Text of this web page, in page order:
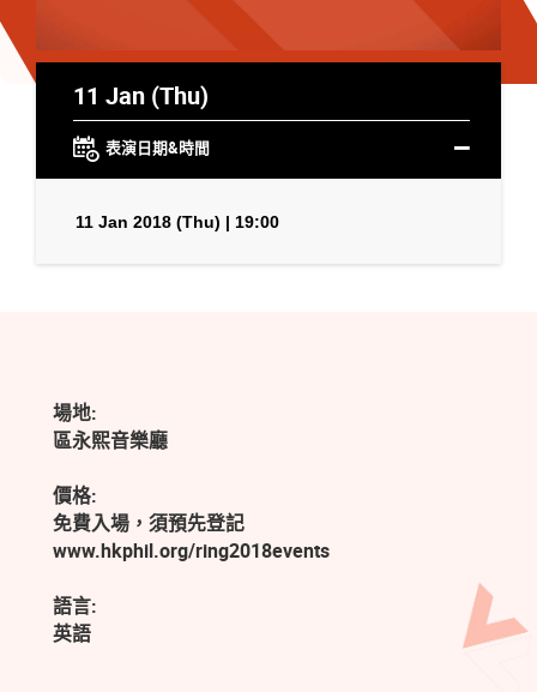
11 Jan (Thu)
表演日期&時間
11 Jan 2018 (Thu) | 19:00
場地:
區永熙音樂廳
價格:
免費入場，須預先登記
www.hkphil.org/ring2018events
語言:
英語